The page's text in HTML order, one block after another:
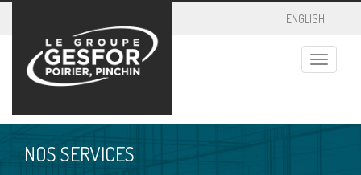
ENGLISH
Toggle
NOS SERVICES